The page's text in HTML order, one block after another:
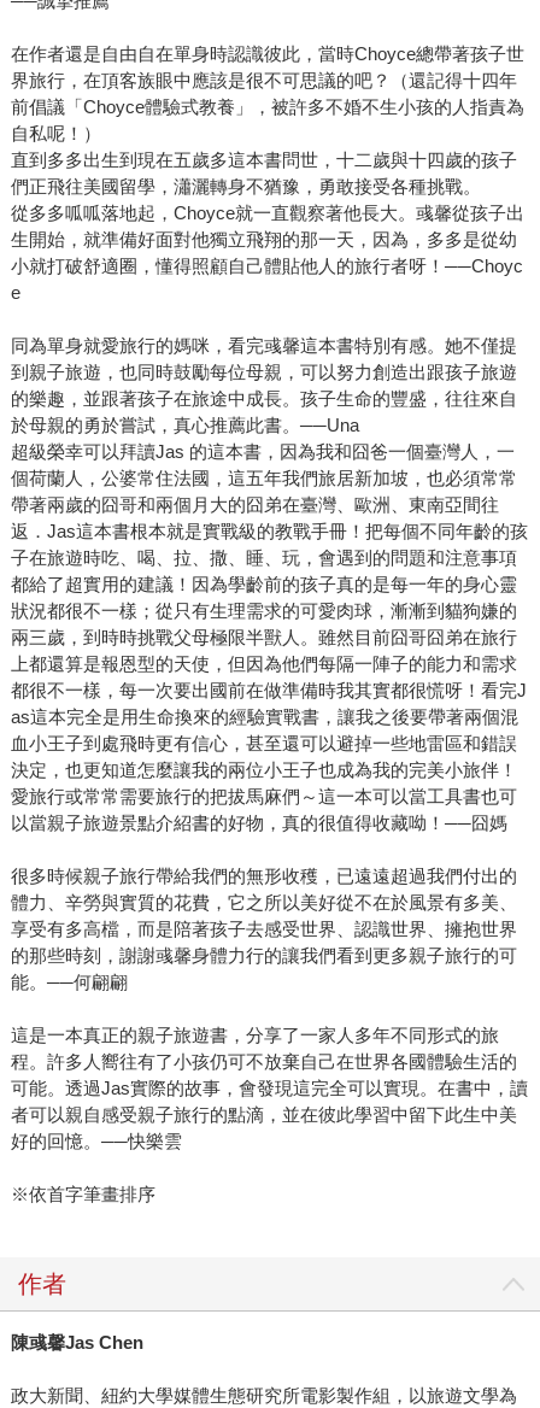
在作者還是自由自在單身時認識彼此，當時Choyce總帶著孩子世
界旅行，在頂客族眼中應該是很不可思議的吧？（還記得十四年
前倡議「Choyce體驗式教養」，被許多不婚不生小孩的人指責為
自私呢！）
直到多多出生到現在五歲多這本書問世，十二歲與十四歲的孩子
們正飛往美國留學，瀟灑轉身不猶豫，勇敢接受各種挑戰。
從多多呱呱落地起，Choyce就一直觀察著他長大。彧馨從孩子出
生開始，就準備好面對他獨立飛翔的那一天，因為，多多是從幼
小就打破舒適圈，懂得照顧自己體貼他人的旅行者呀！──Choyc
e
同為單身就愛旅行的媽咪，看完彧馨這本書特別有感。她不僅提
到親子旅遊，也同時鼓勵每位母親，可以努力創造出跟孩子旅遊
的樂趣，並跟著孩子在旅途中成長。孩子生命的豐盛，往往來自
於母親的勇於嘗試，真心推薦此書。──Una
超級榮幸可以拜讀Jas 的這本書，因為我和囧爸一個臺灣人，一
個荷蘭人，公婆常住法國，這五年我們旅居新加坡，也必須常常
帶著兩歲的囧哥和兩個月大的囧弟在臺灣、歐洲、東南亞間往
返．Jas這本書根本就是實戰級的教戰手冊！把每個不同年齡的孩
子在旅遊時吃、喝、拉、撒、睡、玩，會遇到的問題和注意事項
都給了超實用的建議！因為學齡前的孩子真的是每一年的身心靈
狀況都很不一樣；從只有生理需求的可愛肉球，漸漸到貓狗嫌的
兩三歲，到時時挑戰父母極限半獸人。雖然目前囧哥囧弟在旅行
上都還算是報恩型的天使，但因為他們每隔一陣子的能力和需求
都很不一樣，每一次要出國前在做準備時我其實都很慌呀！看完J
as這本完全是用生命換來的經驗實戰書，讓我之後要帶著兩個混
血小王子到處飛時更有信心，甚至還可以避掉一些地雷區和錯誤
決定，也更知道怎麼讓我的兩位小王子也成為我的完美小旅伴！
愛旅行或常常需要旅行的把拔馬麻們～這一本可以當工具書也可
以當親子旅遊景點介紹書的好物，真的很值得收藏呦！──囧媽
很多時候親子旅行帶給我們的無形收穫，已遠遠超過我們付出的
體力、辛勞與實質的花費，它之所以美好從不在於風景有多美、
享受有多高檔，而是陪著孩子去感受世界、認識世界、擁抱世界
的那些時刻，謝謝彧馨身體力行的讓我們看到更多親子旅行的可
能。──何翩翩
這是一本真正的親子旅遊書，分享了一家人多年不同形式的旅
程。許多人嚮往有了小孩仍可不放棄自己在世界各國體驗生活的
可能。透過Jas實際的故事，會發現這完全可以實現。在書中，讀
者可以親自感受親子旅行的點滴，並在彼此學習中留下此生中美
好的回憶。──快樂雲
※依首字筆畫排序
作者
陳彧馨Jas Chen
政大新聞、紐約大學媒體生態研究所電影製作組，以旅遊文學為